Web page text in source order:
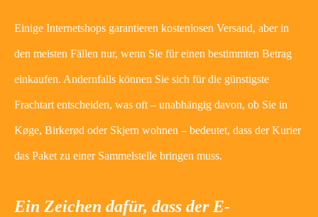
Einige Internetshops garantieren kostenlosen Versand, aber in
den meisten Fällen nur, wenn Sie für einen bestimmten Betrag
einkaufen. Andernfalls können Sie sich für die günstigste
Frachtart entscheiden, was oft – unabhängig davon, ob Sie in
Køge, Birkerød oder Skjern wohnen – bedeutet, dass der Kurier
das Paket zu einer Sammelstelle bringen muss.
Ein Zeichen dafür, dass der E-